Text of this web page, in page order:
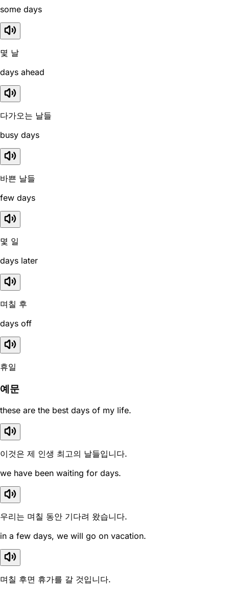
some days
몇 날
days ahead
다가오는 날들
busy days
바쁜 날들
few days
몇 일
days later
며칠 후
days off
휴일
예문
these are the best days of my life.
이것은 제 인생 최고의 날들입니다.
we have been waiting for days.
우리는 며칠 동안 기다려 왔습니다.
in a few days, we will go on vacation.
며칠 후면 휴가를 갈 것입니다.